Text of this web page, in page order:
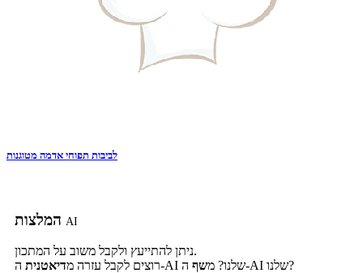
לביבות תפוחי אדמה מטוגנות
AI
ניתן להתייעץ ולקבל משוב על המתכון.
רוצים לקבל עזרה מדיאטנית ה-AI שלנו? משף ה-AI שלנו?